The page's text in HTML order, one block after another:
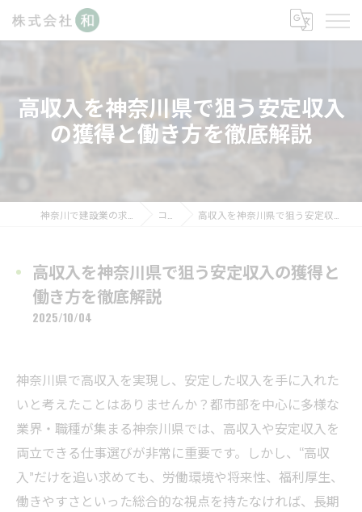
高収入を神奈川県で狙う安定収入
の獲得と働き方を徹底解説
コラム 高収入を神奈川県で狙う安定収入の獲得と働き方を徹底解説
高収入を神奈川県で狙う安定収入の獲得と
働き方を徹底解説
2025/10/04
神奈川県で高収入を実現し、安定した収入を手に入れた
いと考えたことはありませんか？都市部を中心に多様な
業界・職種が集まる神奈川県では、高収入や安定収入を
両立できる仕事選びが非常に重要です。しかし、“高収
入”だけを追い求めても、労働環境や将来性、福利厚生、
働きやすさといった総合的な視点を持たなければ、長期